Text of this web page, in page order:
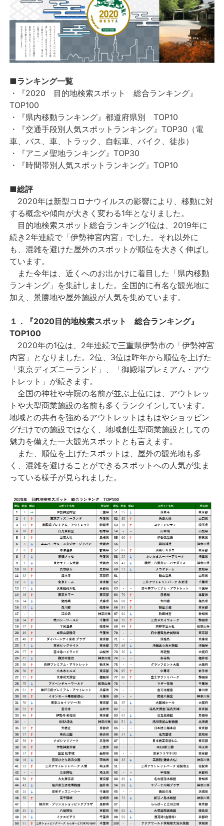
■ランキング一覧
・『2020 目的地検索スポット 総合ランキング』
TOP100
・『県内移動ランキング』都道府県別 TOP10
・『交通手段別人気スポットランキング』TOP30（電
車、バス、車、トラック、自転車、バイク、徒歩）
・『アニメ聖地ランキング』TOP30
・『時間帯別人気スポットランキング』TOP10
■総評
2020年は新型コロナウイルスの影響により、移動に対
する概念や傾向が大きく変わる1年となりました。
目的地検索スポット総合ランキング1位は、2019年に
続き2年連続で「伊勢神宮内宮」でした。それ以外に
も、混雑を避けた屋外のスポットが順位を大きく伸ばし
ています。
また今年は、近くへのお出かけに着目した「県内移動
ランキング」を集計しました。全国的に有名な観光地に
加え、景勝地や屋外施設が人気を集めています。
１．『2020目的地検索スポット 総合ランキング』
TOP100
2020年の1位は、2年連続で三重県伊勢市の「伊勢神宮
内宮」となりました。2位、3位は昨年から順位を上げた
「東京ディズニーランド」、「御殿場プレミアム・アウ
トレット」が続きます。
全国の神社や寺院の名前が並ぶ上位には、アウトレッ
トや大型商業施設の名前も多くランクインしています。
地域との共有を強めるアウトレットはもはやショッピン
グだけでの施設ではなく、地域創生型商業施設としての
魅力を備えた一大観光スポットとも言えます。
また、順位を上げたスポットは、屋外の観光地も多
く、混雑を避けることができるスポットへの人気が集ま
っている様子が見られました。